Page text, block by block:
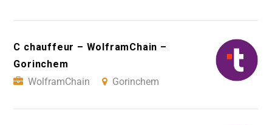
C chauffeur – WolframChain –
Gorinchem
WolframChain
Gorinchem